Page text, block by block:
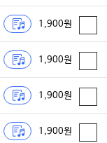
1,900원
1,900원
1,900원
1,900원